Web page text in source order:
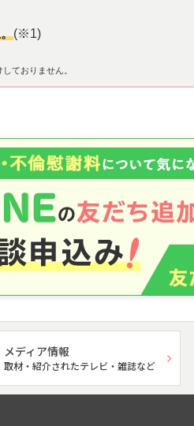
(※1)
ておりません。
メディア情報
取材・紹介されたテレビ・雑誌など